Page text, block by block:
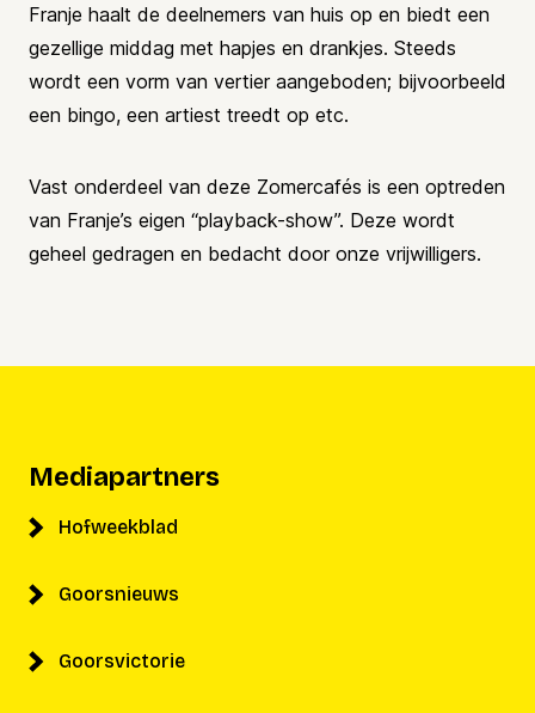
Franje haalt de deelnemers van huis op en biedt een
gezellige middag met hapjes en drankjes. Steeds
wordt een vorm van vertier aangeboden; bijvoorbeeld
een bingo, een artiest treedt op etc.
Vast onderdeel van deze Zomercafés is een optreden
van Franje’s eigen “playback-show”. Deze wordt
geheel gedragen en bedacht door onze vrijwilligers.
Mediapartners
Hofweekblad
Goorsnieuws
Goorsvictorie